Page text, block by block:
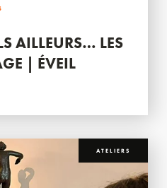
AILLEURS… LES
| ÉVEIL
ATELIERS